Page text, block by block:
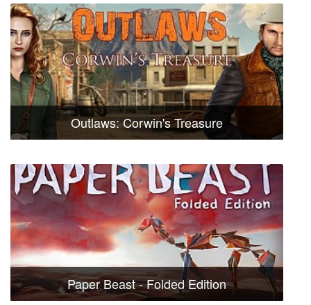
Outlaws: Corwin's Treasure
Paper Beast - Folded Edition